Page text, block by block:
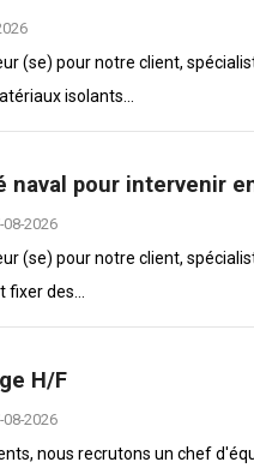
(se) pour notre client,
isolants...
naval pour intervenir
08-2026
(se) pour notre client,
des...
H/F
08-2026
nous recrutons un chef